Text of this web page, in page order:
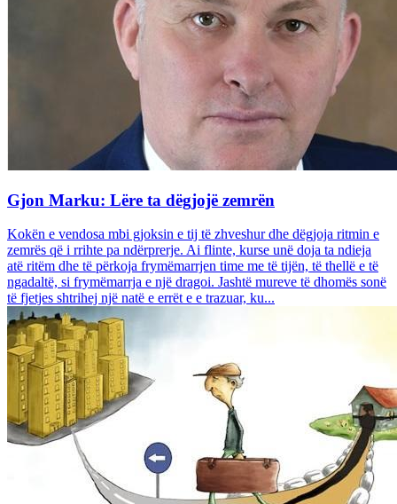
Gjon Marku: Lëre ta dëgjojë zemrën
Kokën e vendosa mbi gjoksin e tij të zhveshur dhe dëgjoja ritmin e
zemrës që i rrihte pa ndërprerje. Ai flinte, kurse unë doja ta ndieja
atë ritëm dhe të përkoja frymëmarrjen time me të tijën, të thellë e të
ngadaltë, si frymëmarrja e një dragoi. Jashtë mureve të dhomës sonë
të fjetjes shtrihej një natë e errët e e trazuar, ku...